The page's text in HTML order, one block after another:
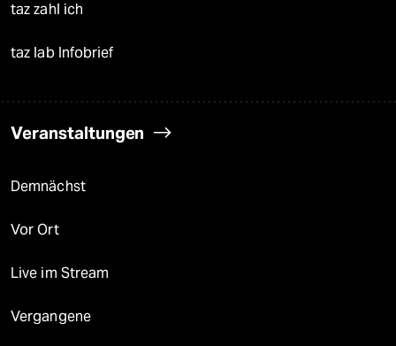
taz zahl ich
taz lab Infobrief
Veranstaltungen
Demnächst
Vor Ort
Live im Stream
Vergangene